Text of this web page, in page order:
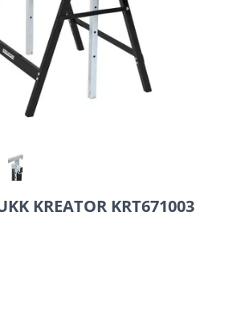
KREATOR KRT671003